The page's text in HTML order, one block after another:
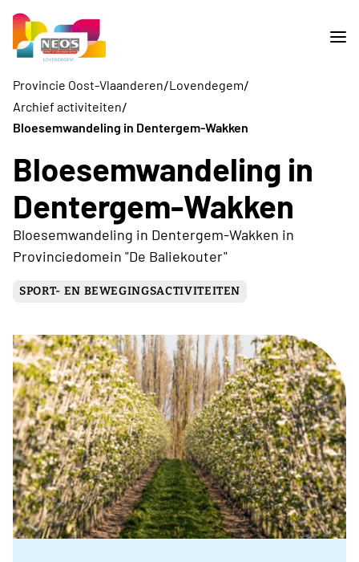
Provincie Oost-Vlaanderen/Lovendegem/
Archief activiteiten/
Bloesemwandeling in Dentergem-Wakken
Bloesemwandeling in
Dentergem-Wakken
Bloesemwandeling in Dentergem-Wakken in
Provinciedomein "De Baliekouter"
SPORT- EN BEWEGINGSACTIVITEITEN